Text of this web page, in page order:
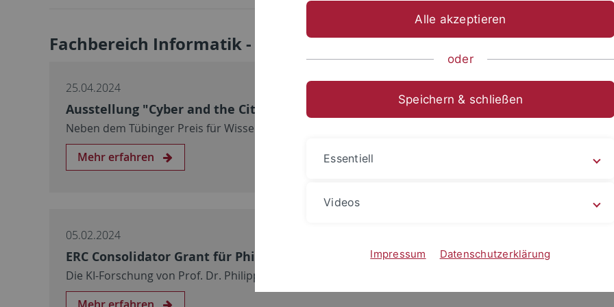
Fachbereich Informatik - Aktuell
25.04.2024
Ausstellung "Cyber and the City" gleich zweimal ausgezeichnet
Neben dem Tübinger Preis für Wissenschaftskommunikation 2024 wurde das Ausstellungsteam um
Mehr erfahren
05.02.2024
ERC Consolidator Grant für Philipp Hennig
Die KI-Forschung von Prof. Dr. Philipp Hennig wird in den nächsten 5 Jahren mit zwei Millionen €…
Alle akzeptieren
oder
Speichern & schließen
Essentiell
Videos
Impressum Datenschutzerklärung